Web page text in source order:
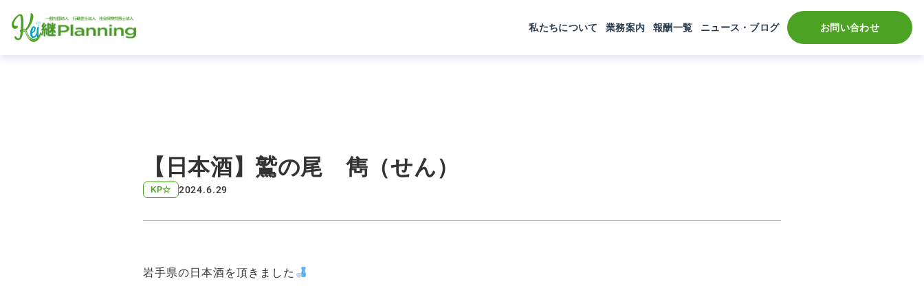
私たちについて 業務案内 報酬一覧 ニュース・ブログ お問い合わせ
【日本酒】鷲の尾 雋（せん）
KP☆ 2024.6.29
岩手県の日本酒を頂きました